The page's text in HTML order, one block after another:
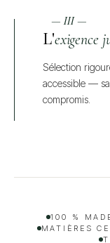
— III —
L'exigence
Sélection
accessible —
compromis.
100 %
MATIÈRES